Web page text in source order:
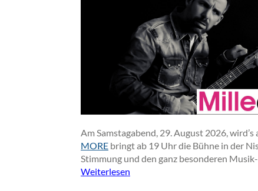
Am Samstagabend, 29. August 2026, wird’s
MORE bringt ab 19 Uhr die Bühne in der
Stimmung und den ganz besonderen
Weiterlesen